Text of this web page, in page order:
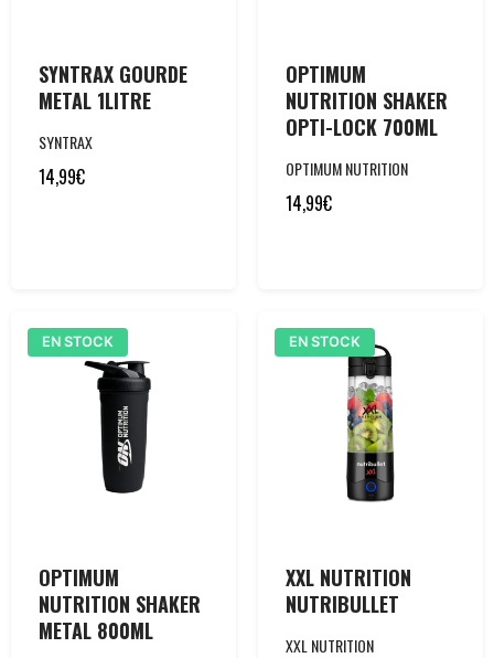
SYNTRAX GOURDE
METAL 1LITRE
SYNTRAX
14,99€
OPTIMUM
NUTRITION SHAKER
OPTI-LOCK 700ML
OPTIMUM NUTRITION
14,99€
EN STOCK
OPTIMUM
NUTRITION SHAKER
METAL 800ML
EN STOCK
XXL NUTRITION
NUTRIBULLET
XXL NUTRITION